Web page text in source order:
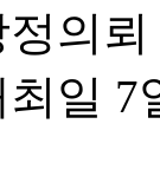
정의
일 7